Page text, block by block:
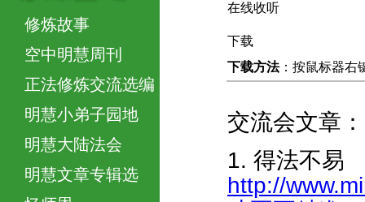
修炼故事
空中明慧周刊
正法修炼交流选编
明慧小弟子园地
明慧大陆法会
明慧文章专辑选
在线收听
下载
下载方法：按鼠标器右
交流会文章：
1. 得法不易
http://